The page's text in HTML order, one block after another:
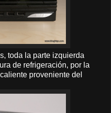
toda la parte izquierda
de refrigeración, por la
proveniente del